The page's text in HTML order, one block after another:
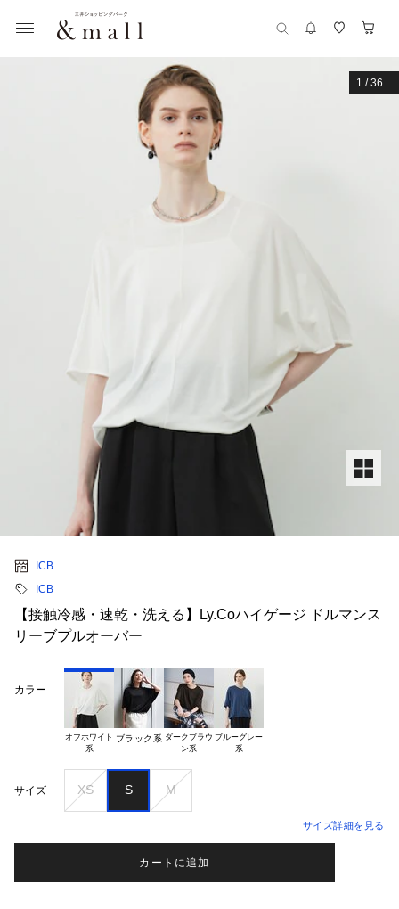
1 /36
ICB
ICB
【接触冷感・速乾・洗える】Ly.Coハイゲージ ドルマンス
リーブプルオーバー
カラー
オフホワイト
系
ブラック系 ダークブラウ ブルーグレー
系
サイズ XS S M
サイズ詳細を見る
カートに追加